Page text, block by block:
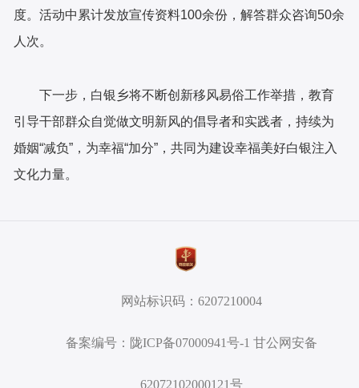
度。活动中累计发放宣传资料100余份，解答群众咨询50余
人次。
下一步，白银乡将不断创新移风易俗工作举措，教育
引导干部群众自觉做文明新风的倡导者和实践者，持续为
婚姻“减负”，为幸福“加分”，共同为建设幸福美好白银注入
文化力量。
网站标识码：6207210004
备案编号：陇ICP备07000941号-1 甘公网安备
62072102000121号